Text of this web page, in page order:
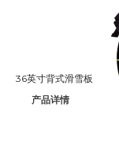
36英寸背式滑雪板
产品详情